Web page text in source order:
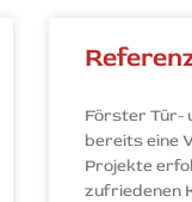
Förster Tür-
bereits eine
Projekte
zufriedenen